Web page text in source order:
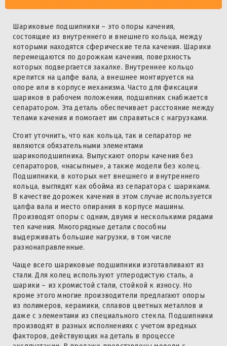
Шариковые подшипники – это опоры качения,
состоящие из внутреннего и внешнего кольца, между
которыми находятся сферические тела качения. Шарики
перемещаются по дорожкам качения, поверхность
которых подвергается закалке. Внутреннее кольцо
крепится на цапфе вала, а внешнее монтируется на
опоре или в корпусе механизма. Часто для фиксации
шариков в рабочем положении, подшипник снабжается
сепаратором. Эта деталь обеспечивает расстояние между
телами качения и помогает им справиться с нагрузками.
Стоит уточнить, что как кольца, так и сепаратор не
являются обязательными элементами
шарикоподшипника. Выпускают опоры качения без
сепараторов, «насыпные», а также модели без колец.
Подшипники, в которых нет внешнего и внутреннего
кольца, выглядят как обойма из сепаратора с шариками.
В качестве дорожек качения в этом случае используется
цапфа вала и место опирания в корпусе машины.
Производят опоры с одним, двумя и несколькими рядами
тел качения. Многорядные детали способны
выдерживать большие нагрузки, в том числе
разнонаправленные.
Чаще всего шариковые подшипники изготавливают из
стали. Для колец используют углеродистую сталь, а
шарики – из хромистой стали, стойкой к износу. Но
кроме этого многие производители предлагают опоры
из полимеров, керамики, сплавов цветных металлов и
даже с элементами из специального стекла. Подшипники
производят в разных исполнениях с учетом вредных
факторов, действующих на деталь в процессе